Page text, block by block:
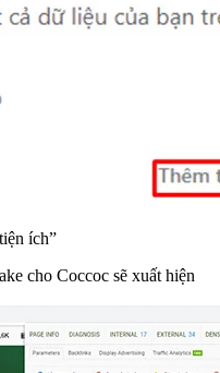
ích”
cho Coccoc sẽ xuất hiện